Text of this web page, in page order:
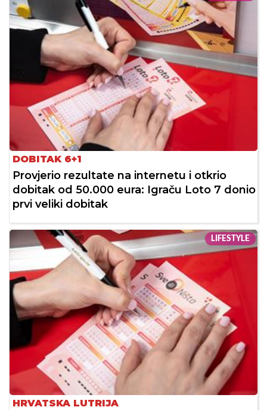
DOBITAK 6+1
Provjerio rezultate na internetu i otkrio
dobitak od 50.000 eura: Igraču Loto 7 donio
prvi veliki dobitak
LIFESTYLE
HRVATSKA LUTRIJA